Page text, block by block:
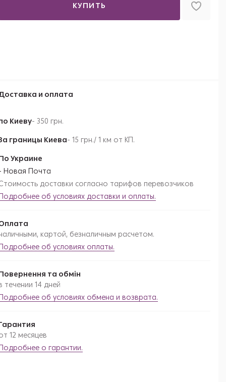
КУПИТЬ
и оплата
Киеву- 350 грн.
границы Киева- 15 грн./ 1 км от КП.
Украине
Новая Почта
доставки согласно тарифов перевозчиков
об условиях доставки и оплаты.
картой, безналичным расчетом.
об условиях оплаты.
та обмін
течении 14 дней
об условиях обмена и возврата.
12 месяцев
о гарантии.